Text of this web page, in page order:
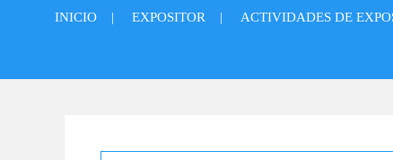
INICIO | EXPOSITOR | ACTIVIDADES DE